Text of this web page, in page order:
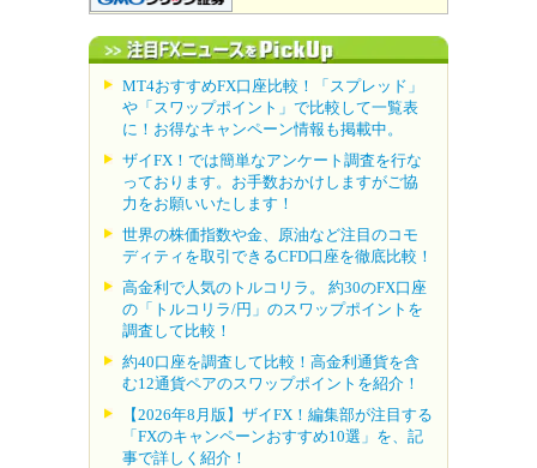
MT4おすすめFX口座比較！「スプレッド」
や「スワップポイント」で比較して一覧表
に！お得なキャンペーン情報も掲載中。
ザイFX！では簡単なアンケート調査を行な
っております。お手数おかけしますがご協
力をお願いいたします！
世界の株価指数や金、原油など注目のコモ
ディティを取引できるCFD口座を徹底比較！
高金利で人気のトルコリラ。 約30のFX口座
の「トルコリラ/円」のスワップポイントを
調査して比較！
約40口座を調査して比較！高金利通貨を含
む12通貨ペアのスワップポイントを紹介！
【2026年8月版】ザイFX！編集部が注目する
「FXのキャンペーンおすすめ10選」を、記
事で詳しく紹介！